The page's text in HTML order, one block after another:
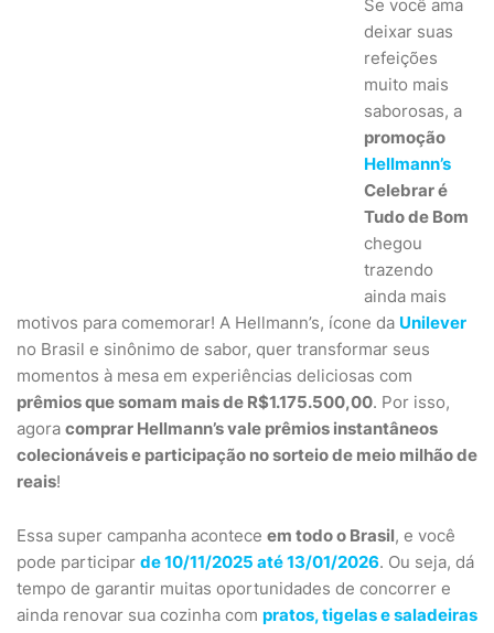
Se você ama
deixar suas
refeições
muito mais
saborosas, a
promoção
Hellmann’s
Celebrar é
Tudo de Bom
chegou
trazendo
ainda mais
motivos para comemorar! A Hellmann’s, ícone da Unilever
no Brasil e sinônimo de sabor, quer transformar seus
momentos à mesa em experiências deliciosas com
prêmios que somam mais de R$1.175.500,00. Por isso,
agora comprar Hellmann’s vale prêmios instantâneos
colecionáveis e participação no sorteio de meio milhão de
reais!
Essa super campanha acontece em todo o Brasil, e você
pode participar de 10/11/2025 até 13/01/2026. Ou seja, dá
tempo de garantir muitas oportunidades de concorrer e
ainda renovar sua cozinha com pratos, tigelas e saladeiras